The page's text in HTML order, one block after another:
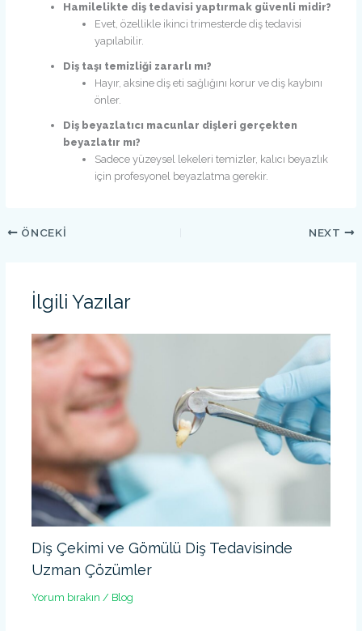
Hamilelikte diş tedavisi yaptırmak güvenli midir?
Evet, özellikle ikinci trimesterde diş tedavisi
yapılabilir.
Diş taşı temizliği zararlı mı?
Hayır, aksine diş eti sağlığını korur ve diş kaybını
önler.
Diş beyazlatıcı macunlar dişleri gerçekten
beyazlatır mı?
Sadece yüzeysel lekeleri temizler, kalıcı beyazlık
için profesyonel beyazlatma gerekir.
ÖNCEKI NEXT
İlgili Yazılar
Diş Çekimi ve Gömülü Diş Tedavisinde
Uzman Çözümler
Yorum bırakın / Blog